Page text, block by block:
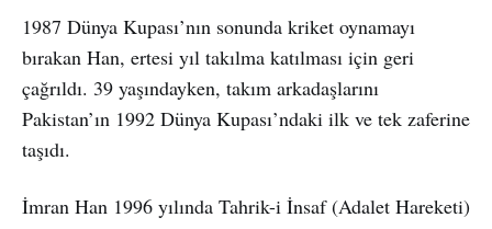
1987 Dünya Kupası’nın sonunda kriket oynamayı
bırakan Han, ertesi yıl takılma katılması için geri
çağrıldı. 39 yaşındayken, takım arkadaşlarını
Pakistan’ın 1992 Dünya Kupası’ndaki ilk ve tek zaferine
taşıdı.
İmran Han 1996 yılında Tahrik-i İnsaf (Adalet Hareketi)